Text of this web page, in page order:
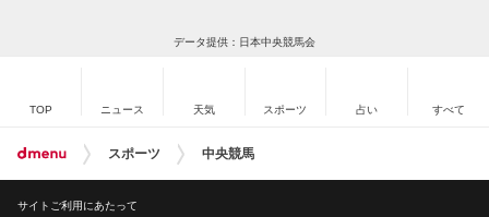
データ提供：日本中央競馬会
TOP ニュース 天気 スポーツ 占い すべて
スポーツ 中央競馬
サイトご利用にあたって